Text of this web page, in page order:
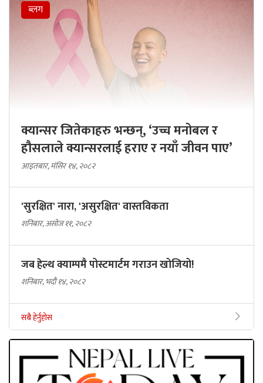
ब्लग
क्यान्सर जितेकाहरु भन्छन्, ‘उच्च मनोबल र
हौसलाले क्यान्सरलाई हराए र नयाँ जीवन पाए’
आइतबार, मंसिर १४, २०८२
'सुरक्षित' नारा, 'असुरक्षित' वास्तविकता
शनिबार, असोज ११, २०८२
जब हेल्थ क्याम्पमै पोस्टमार्टम गराउन खोजियो!
शनिबार, भदौ १४, २०८२
सबै हेर्नुहोस